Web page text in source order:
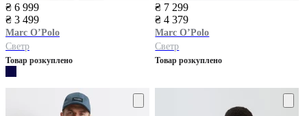
₴ 6 999
₴ 3 499
Marc O’Polo
Светр
Товар розкуплено
₴ 7 299
₴ 4 379
Marc O’Polo
Светр
Товар розкуплено